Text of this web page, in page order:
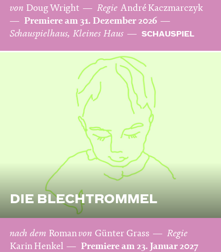
von Doug Wright Regie André Kaczmarczyk
Premiere am 31. Dezember 2026
Schauspielhaus, Kleines Haus
SCHAUSPIEL
DIE BLECHTROMMEL
nach dem Romanvon Günter Grass
Regie
Karin Henkel
Premiere am 23. Januar 2027